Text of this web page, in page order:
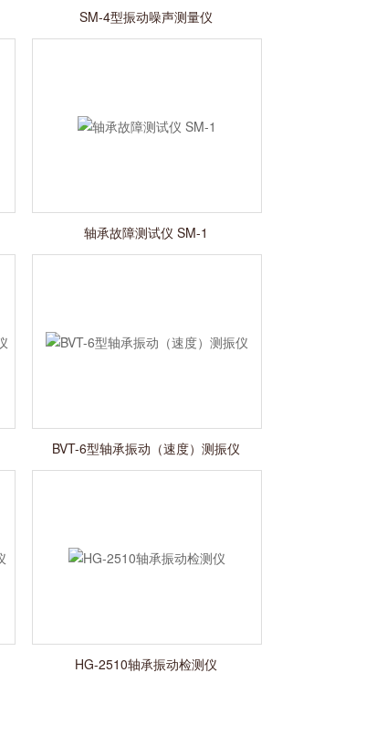
SM-4型振动噪声测量仪
轴承故障测试仪 SM-1
BVT-6型轴承振动（速度）测振仪
HG-2510轴承振动检测仪